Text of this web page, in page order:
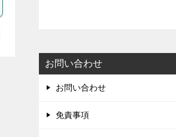
お問い合わせ
お問い合わせ
免責事項